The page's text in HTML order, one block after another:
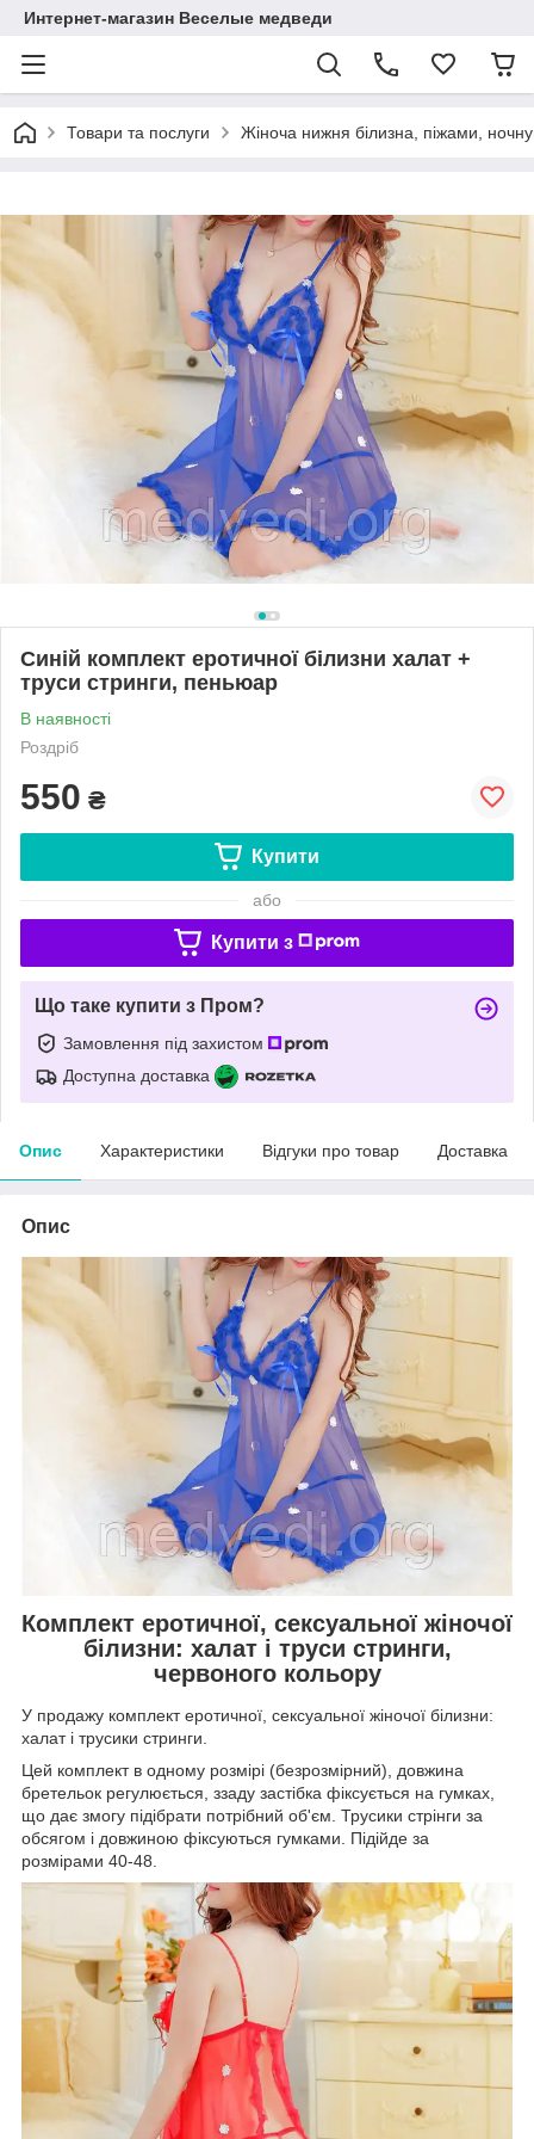
Интернет-магазин Веселые медведи
Товари та послуги Жіноча нижня білизна, піжами,
Синій комплект еротичної білизни халат +
труси стринги, пеньюар
В наявності
Роздріб
550 ₴
Купити
або
Купити з
Що таке купити з Пром?
Замовлення під захистом
Доступна доставка
Опис Характеристики Відгуки про товар Доставка
Опис
Комплект еротичної, сексуальної жіночої
білизни: халат і труси стринги,
червоного кольору
У продажу комплект еротичної, сексуальної жіночої білизни:
халат і трусики стринги.
Цей комплект в одному розмірі (безрозмірний), довжина
бретельок регулюється, ззаду застібка фіксується на гумках,
що дає змогу підібрати потрібний об'єм. Трусики стрінги за
обсягом і довжиною фіксуються гумками. Підійде за
розмірами 40-48.